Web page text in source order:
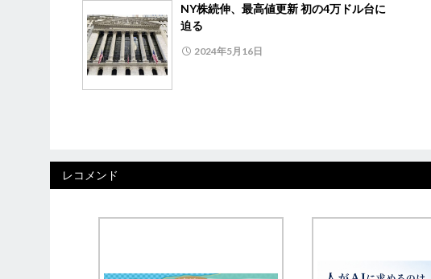
NY株続伸、最高値更新 初の4万ドル台に
迫る
2024年5月16日
レコメンド